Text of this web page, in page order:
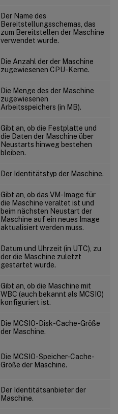
Der Name des
Bereitstellungsschemas, das
zum Bereitstellen der Maschine
verwendet wurde.
Die Anzahl der der Maschine
zugewiesenen CPU-Kerne.
Die Menge des der Maschine
zugewiesenen
Arbeitsspeichers (in MB).
Gibt an, ob die Festplatte und
die Daten der Maschine über
Neustarts hinweg bestehen
bleiben.
Der Identitätstyp der Maschine.
Gibt an, ob das VM-Image für
die Maschine veraltet ist und
beim nächsten Neustart der
Maschine auf ein neues Image
aktualisiert werden muss.
Datum und Uhrzeit (in UTC), zu
der die Maschine zuletzt
gestartet wurde.
Gibt an, ob die Maschine mit
WBC (auch bekannt als MCSIO)
konfiguriert ist.
Die MCSIO-Disk-Cache-Größe
der Maschine.
Die MCSIO-Speicher-Cache-
Größe der Maschine.
Der Identitätsanbieter der
Maschine.